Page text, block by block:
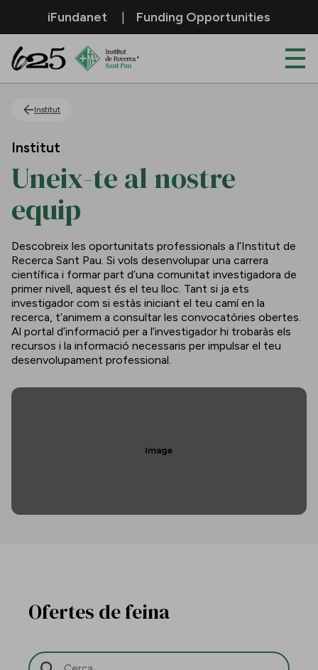
Salta al contingut principal
iFundanet Funding Opportunities
Institut
Institut
Uneix-te al nostre
equip
Descobreix les oportunitats professionals a l’Institut de
Recerca Sant Pau. Si vols desenvolupar una carrera
científica i formar part d’una comunitat investigadora de
primer nivell, aquest és el teu lloc. Tant si ja ets
investigador com si estàs iniciant el teu camí en la
recerca, t’animem a consultar les convocatòries obertes.
Al portal d’informació per a l’investigador hi trobaràs els
recursos i la informació necessaris per impulsar el teu
desenvolupament professional.
Ofertes de feina
Barra de cerca